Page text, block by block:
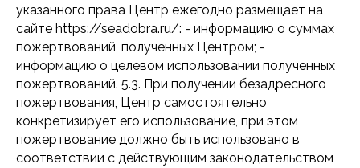
указанного права Центр ежегодно размещает на
сайте https://seadobra.ru/: - информацию о суммах
пожертвований, полученных Центром; -
информацию о целевом использовании полученных
пожертвований. 5.3. При получении безадресного
пожертвования, Центр самостоятельно
конкретизирует его использование, при этом
пожертвование должно быть использовано в
соответствии с действующим законодательством
контакты